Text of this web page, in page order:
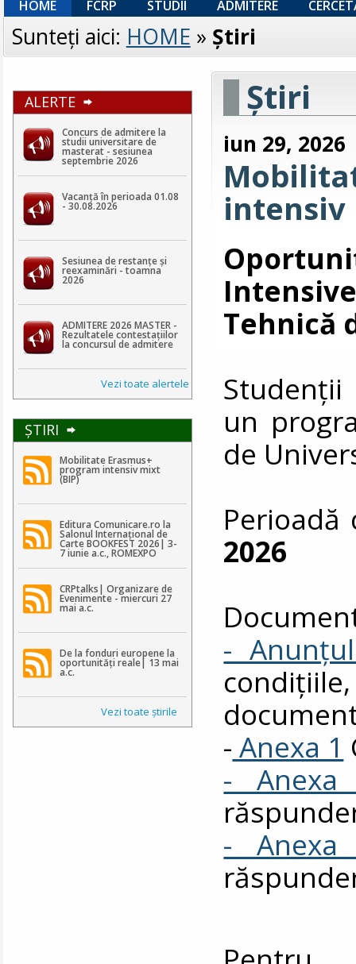
HOME FCRP STUDII ADMITERE
Sunteţi aici: HOME » Ştiri
ALERTE
Concurs de admitere la
studii universitare de
masterat - sesiunea
septembrie 2026
Vacanță în perioada 01.08
- 30.08.2026
Sesiunea de restanțe și
reexaminări - toamna
2026
ADMITERE 2026 MASTER -
Rezultatele contestaţiilor
la concursul de admitere
Vezi toate alertele
ŞTIRI
Mobilitate Erasmus+
program intensiv mixt
(BIP)
Editura Comunicare.ro la
Salonul Internațional de
Carte BOOKFEST 2026| 3-
7 iunie a.c., ROMEXPO
CRPtalks| Organizare de
Evenimente - miercuri 27
mai a.c.
De la fonduri europene la
oportunități reale| 13 mai
a.c.
Vezi toate ştirile
Ştiri
iun 29, 2026
intensiv
Tehnică
un
de
2026
-
- Anexa 1
-
-